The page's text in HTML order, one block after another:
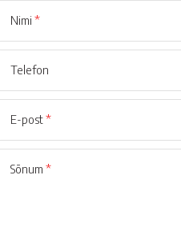
Nimi *
Telefon
E-post*
Sõnum *